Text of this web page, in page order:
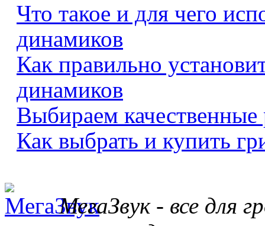
Что такое и для чего
динамиков
Как правильно
динамиков
Выбираем
Как выбрать и купить
МегаЗвук - все для